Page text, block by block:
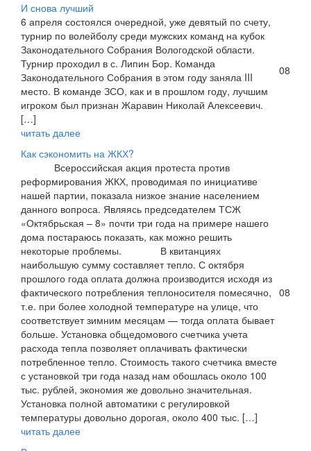
И снова лучший
08
6 апреля состоялся очередной, уже девятый по счету,
турнир по волейболу среди мужских команд на кубок
Законодательного Собрания Вологодской области.
Турнир проходил в с. Липин Бор. Команда
Законодательного Собрания в этом году заняла III
место. В команде ЗСО, как и в прошлом году, лучшим
игроком был признан Жаравин Николай Алексеевич.
[…]
читать далее
Как сэкономить на ЖКХ?
08
Всероссийская акция протеста против
реформирования ЖКХ, проводимая по инициативе
нашей партии, показала низкое знание населением
данного вопроса. Являясь председателем ТСЖ
«Октябрьская – 8» почти три года на примере нашего
дома постараюсь показать, как можно решить
некоторые проблемы. В квитанциях
наибольшую сумму составляет тепло. С октября
прошлого года оплата должна производится исходя из
фактического потребления теплоносителя помесячно,
т.е. при более холодной температуре на улице, что
соответствует зимним месяцам — тогда оплата бывает
больше. Установка общедомового счетчика учета
расхода тепла позволяет оплачивать фактически
потребленное тепло. Стоимость такого счетчика вместе
с установкой три года назад нам обошлась около 100
тыс. рублей, экономия же довольно значительная.
Установка полной автоматики с регулировкой
температуры довольно дорогая, около 400 тыс. […]
читать далее